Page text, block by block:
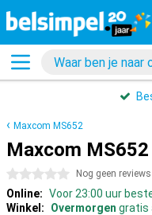
Maxcom MS652
Maxcom
0 sterren Nog geen reviews
Online: Voor 23:00 uur
Winkel:
Overmorgen gratis